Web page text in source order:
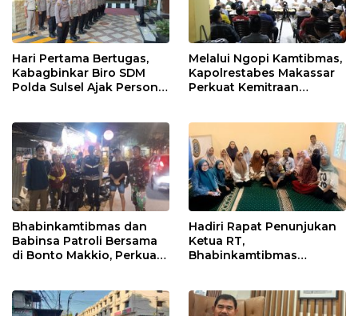
Hari Pertama Bertugas,
Kabagbinkar Biro SDM
Polda Sulsel Ajak Personel
Melalui Ngopi Kamtibmas,
Kapolrestabes Makassar
Perkuat Kemitraan
Bhabinkamtibmas dan
Babinsa Patroli Bersama
di Bonto Makkio, Perkuat
Hadiri Rapat Penunjukan
Ketua RT,
Bhabinkamtibmas
dengan Warga